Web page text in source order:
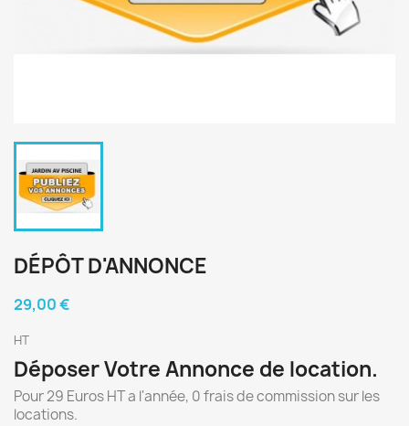
DÉPÔT D'ANNONCE
29,00 €
HT
Déposer Votre Annonce de location.
Pour 29 Euros HT a l'année, 0 frais de commission sur les
locations.